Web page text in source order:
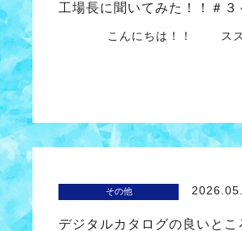
工場長に聞いてみた！！＃
こんにちは！！ スズキ
その他
デジタルカタログの良いとこ